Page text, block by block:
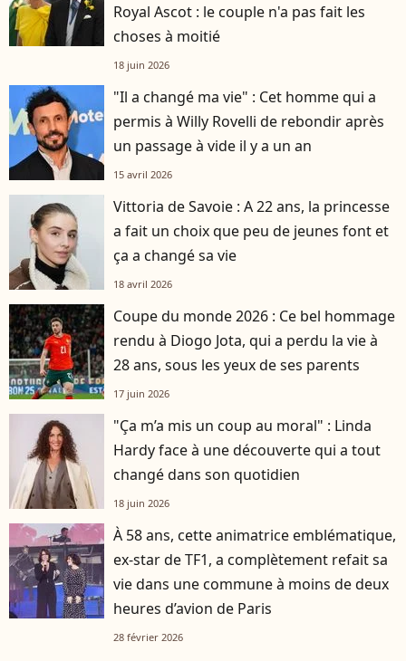
Royal Ascot : le couple n'a pas fait les
choses à moitié
18 juin 2026
"Il a changé ma vie" : Cet homme qui a
permis à Willy Rovelli de rebondir après
un passage à vide il y a un an
15 avril 2026
Vittoria de Savoie : A 22 ans, la princesse
a fait un choix que peu de jeunes font et
ça a changé sa vie
18 avril 2026
Coupe du monde 2026 : Ce bel hommage
rendu à Diogo Jota, qui a perdu la vie à
28 ans, sous les yeux de ses parents
17 juin 2026
"Ça m’a mis un coup au moral" : Linda
Hardy face à une découverte qui a tout
changé dans son quotidien
18 juin 2026
À 58 ans, cette animatrice emblématique,
ex-star de TF1, a complètement refait sa
vie dans une commune à moins de deux
heures d’avion de Paris
28 février 2026